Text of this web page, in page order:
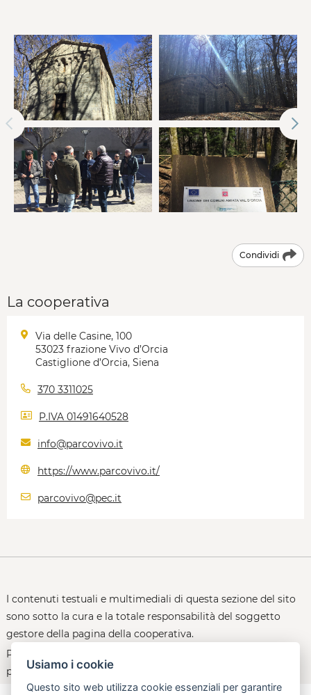
Condividi
La cooperativa
Via delle Casine, 100
53023 frazione Vivo d’Orcia
Castiglione d’Orcia, Siena
370 3311025
P.IVA 01491640528
info@parcovivo.it
https://www.parcovivo.it/
parcovivo@pec.it
I contenuti testuali e multimediali di questa sezione del sito
sono sotto la cura e la totale responsabilità del soggetto
gestore della pagina della cooperativa.
Per le policy d'uso della piattaforma, consultare la
pagina:open.toscana.it/privacy
Usiamo i cookie
Questo sito web utilizza cookie essenziali per garantire